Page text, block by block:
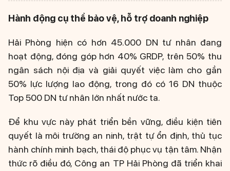
Hành động cụ thể bảo vệ, hỗ trợ doanh nghiệp
Hải Phòng hiện có hơn 45.000 DN tư nhân đang
hoạt động, đóng góp hơn 40% GRDP, trên 50% thu
ngân sách nội địa và giải quyết việc làm cho gần
50% lực lượng lao động, trong đó có 16 DN thuộc
Top 500 DN tư nhân lớn nhất nước ta.
Để khu vực này phát triển bền vững, điều kiện tiên
quyết là môi trường an ninh, trật tự ổn định, thủ tục
hành chính minh bạch, thái độ phục vụ tận tâm. Nhận
thức rõ điều đó, Công an TP Hải Phòng đã triển khai